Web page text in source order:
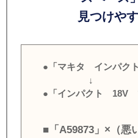
見つけやす
●「マキタ インパク
↓
●「インパクト 18V
■「A59873」×（悪